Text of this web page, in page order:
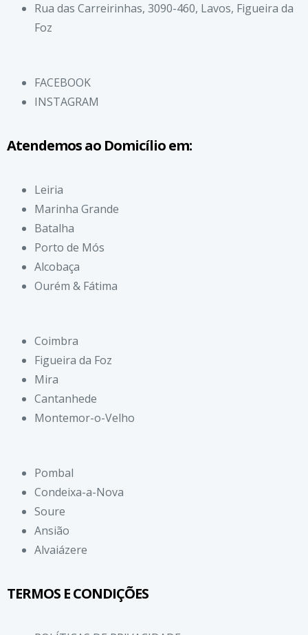
Rua das Carreirinhas, 3090-460, Lavos, Figueira da
Foz
FACEBOOK
INSTAGRAM
Atendemos ao Domicílio em:
Leiria
Marinha Grande
Batalha
Porto de Mós
Alcobaça
Ourém & Fátima
Coimbra
Figueira da Foz
Mira
Cantanhede
Montemor-o-Velho
Pombal
Condeixa-a-Nova
Soure
Ansião
Alvaiázere
TERMOS E CONDIÇÕES